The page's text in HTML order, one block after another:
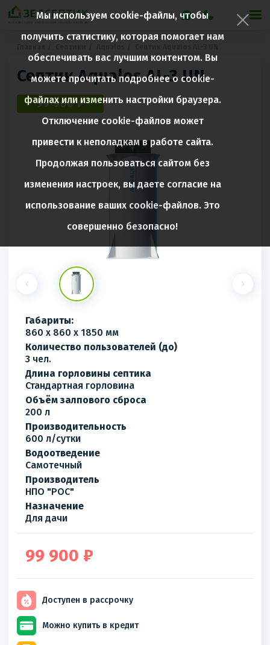
Септик Aqualos AL-3 UN
99 900 ₽
Габариты:
860 x 860 x 1850 мм
Количество пользователей (до)
3 чел.
Длина горловины септика
Стандартная горловина
Объём залпового сброса
200 л
Производительность
600 л/сутки
Водоотведение
Самотечный
Производитель
НПО "РОС"
Назначение
Для дачи
99 900 ₽
Доступен в рассрочку
Можно купить в кредит
Мы используем cookie-файлы, чтобы
получить статистику, которая помогает нам
обеспечивать вас лучшим контентом. Вы
можете прочитать подробнее о cookie-
файлах или изменить настройки браузера.
Отключение cookie-файлов может
привести к неполадкам в работе сайта.
Продолжая пользоваться сайтом без
изменения настроек, вы даете согласие на
использование ваших cookie-файлов. Это
совершенно безопасно!